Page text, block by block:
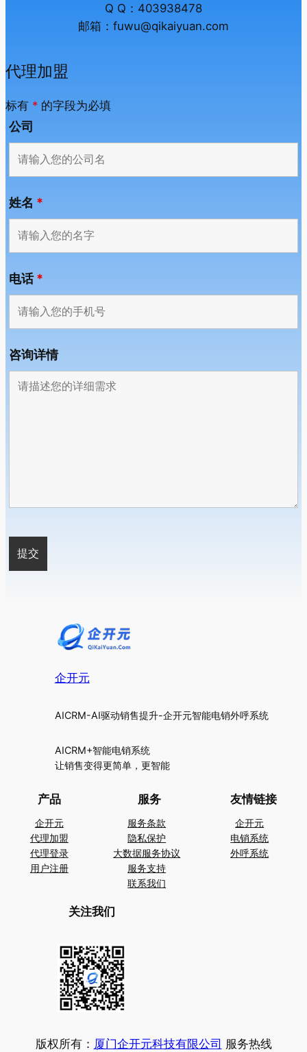
Q Q：403938478
邮箱：fuwu@qikaiyuan.com
代理加盟
标有 * 的字段为必填
公司
姓名 *
电话*
咨询详情
企开元
AICRM-AI驱动销售提升-企开元智能电销外呼系统
AICRM+智能电销系统
让销售变得更简单，更智能
产品
企开元
代理加盟
代理登录
用户注册
服务
服务条款
隐私保护
大数据服务协议
服务支持
联系我们
友情链接
企开元
电销系统
外呼系统
关注我们
版权所有： 厦门企开元科技有限公司 服务热线